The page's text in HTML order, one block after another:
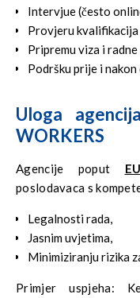
Intervjue (često
Provjeru kvalifikacija
Pripremu viza i
Podršku prije i nakon
Uloga
WORKERS
Agencije poput
poslodavaca s
Legalnosti rada,
Jasnim uvjetima,
Minimiziranju rizika
Primjer uspjeha: